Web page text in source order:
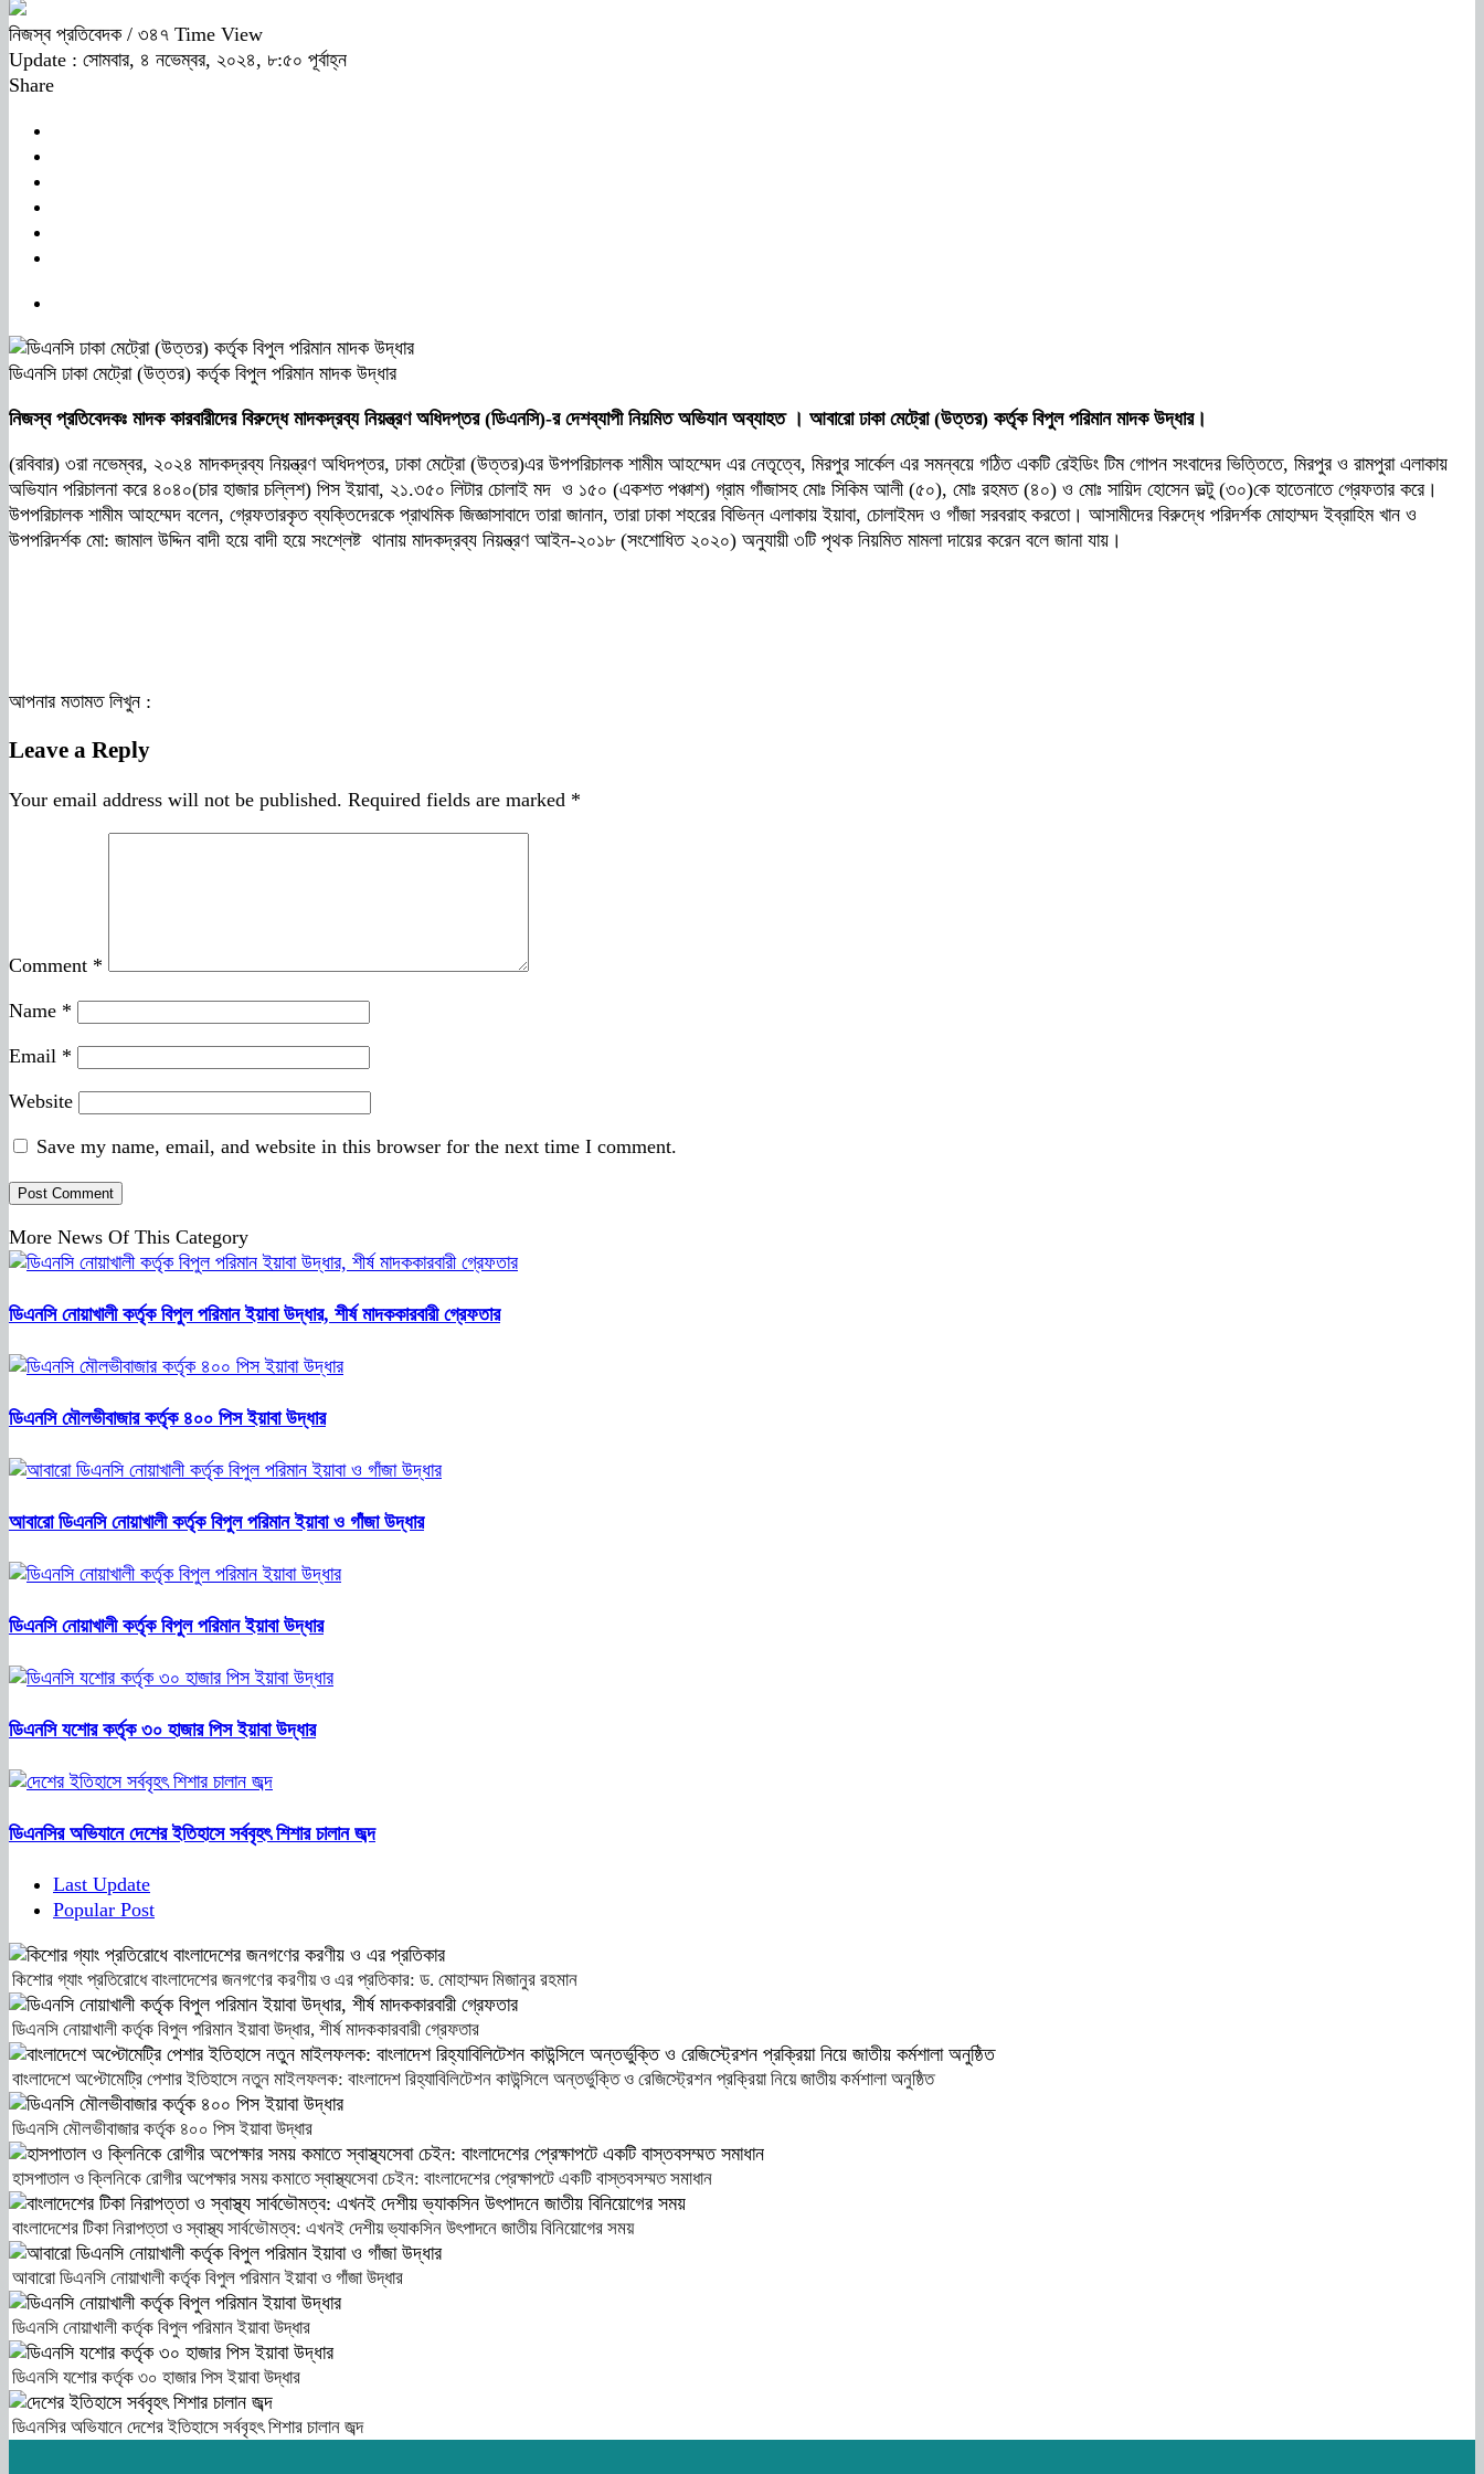
নিজস্ব প্রতিবেদক / ৩৪৭ Time View
Update : সোমবার, ৪ নভেম্বর, ২০২৪, ৮:৫০ পূর্বাহ্ন
Share
ডিএনসি ঢাকা মেট্রো (উত্তর) কর্তৃক বিপুল পরিমান মাদক উদ্ধার
নিজস্ব প্রতিবেদকঃ মাদক কারবারীদের বিরুদ্ধে মাদকদ্রব্য নিয়ন্ত্রণ অধিদপ্তর (ডিএনসি)-র দেশব্যাপী নিয়মিত অভিযান অব্যাহত । আবারো ঢাকা মেট্রো (উত্তর) কর্তৃক বিপুল পরিমান মাদক উদ্ধার।
(রবিবার) ৩রা নভেম্বর, ২০২৪ মাদকদ্রব্য নিয়ন্ত্রণ অধিদপ্তর, ঢাকা মেট্রো (উত্তর)এর উপপরিচালক শামীম আহম্মেদ এর নেতৃত্বে, মিরপুর সার্কেল এর সমন্বয়ে গঠিত একটি রেইডিং টিম গোপন সংবাদের ভিত্তিতে, মিরপুর ও রামপুরা এলাকায়
অভিযান পরিচালনা করে ৪০৪০(চার হাজার চল্লিশ) পিস ইয়াবা, ২১.৩৫০ লিটার চোলাই মদ ও ১৫০ (একশত পঞ্চাশ) গ্রাম গাঁজাসহ মোঃ সিকিম আলী (৫০), মোঃ রহমত (৪০) ও মোঃ সায়িদ হোসেন ভল্টু (৩০)কে হাতেনাতে গ্রেফতার করে।
উপপরিচালক শামীম আহম্মেদ বলেন, গ্রেফতারকৃত ব্যক্তিদেরকে প্রাথমিক জিজ্ঞাসাবাদে তারা জানান, তারা ঢাকা শহরের বিভিন্ন এলাকায় ইয়াবা, চোলাইমদ ও গাঁজা সরবরাহ করতো। আসামীদের বিরুদ্ধে পরিদর্শক মোহাম্মদ ইব্রাহিম খান ও
উপপরিদর্শক মো: জামাল উদ্দিন বাদী হয়ে বাদী হয়ে সংশ্লেষ্ট থানায় মাদকদ্রব্য নিয়ন্ত্রণ আইন-২০১৮ (সংশোধিত ২০২০) অনুযায়ী ৩টি পৃথক নিয়মিত মামলা দায়ের করেন বলে জানা যায়।
আপনার মতামত লিখুন :
Leave a Reply
Your email address will not be published. Required fields are marked *
Comment *
Name *
Email *
Website
Save my name, email, and website in this browser for the next time I comment.
More News Of This Category
ডিএনসি নোয়াখালী কর্তৃক বিপুল পরিমান ইয়াবা উদ্ধার, শীর্ষ মাদককারবারী গ্রেফতার
ডিএনসি মৌলভীবাজার কর্তৃক ৪০০ পিস ইয়াবা উদ্ধার
আবারো ডিএনসি নোয়াখালী কর্তৃক বিপুল পরিমান ইয়াবা ও গাঁজা উদ্ধার
ডিএনসি নোয়াখালী কর্তৃক বিপুল পরিমান ইয়াবা উদ্ধার
ডিএনসি যশোর কর্তৃক ৩০ হাজার পিস ইয়াবা উদ্ধার
ডিএনসির অভিযানে দেশের ইতিহাসে সর্ববৃহৎ শিশার চালান জব্দ
Last Update
Popular Post
কিশোর গ্যাং প্রতিরোধে বাংলাদেশের জনগণের করণীয় ও এর প্রতিকার: ড. মোহাম্মদ মিজানুর রহমান
ডিএনসি নোয়াখালী কর্তৃক বিপুল পরিমান ইয়াবা উদ্ধার, শীর্ষ মাদককারবারী গ্রেফতার
বাংলাদেশে অপ্টোমেট্রি পেশার ইতিহাসে নতুন মাইলফলক: বাংলাদেশ রিহ্যাবিলিটেশন কাউন্সিলে অন্তর্ভুক্তি ও রেজিস্ট্রেশন প্রক্রিয়া নিয়ে জাতীয় কর্মশালা অনুষ্ঠিত
ডিএনসি মৌলভীবাজার কর্তৃক ৪০০ পিস ইয়াবা উদ্ধার
হাসপাতাল ও ক্লিনিকে রোগীর অপেক্ষার সময় কমাতে স্বাস্থ্যসেবা চেইন: বাংলাদেশের প্রেক্ষাপটে একটি বাস্তবসম্মত সমাধান
বাংলাদেশের টিকা নিরাপত্তা ও স্বাস্থ্য সার্বভৌমত্ব: এখনই দেশীয় ভ্যাকসিন উৎপাদনে জাতীয় বিনিয়োগের সময়
আবারো ডিএনসি নোয়াখালী কর্তৃক বিপুল পরিমান ইয়াবা ও গাঁজা উদ্ধার
ডিএনসি নোয়াখালী কর্তৃক বিপুল পরিমান ইয়াবা উদ্ধার
ডিএনসি যশোর কর্তৃক ৩০ হাজার পিস ইয়াবা উদ্ধার
ডিএনসির অভিযানে দেশের ইতিহাসে সর্ববৃহৎ শিশার চালান জব্দ